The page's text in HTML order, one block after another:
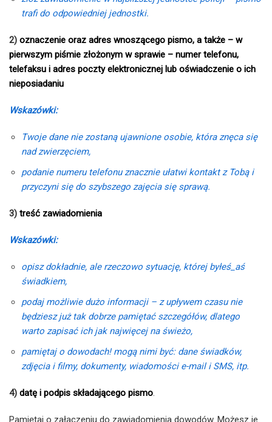
trafi do odpowiedniej jednostki.
2) oznaczenie oraz adres wnoszącego pismo, a także – w
pierwszym piśmie złożonym w sprawie – numer telefonu,
telefaksu i adres poczty elektronicznej lub oświadczenie o ich
nieposiadaniu
Wskazówki:
Twoje dane nie zostaną ujawnione osobie, która znęca się
nad zwierzęciem,
podanie numeru telefonu znacznie ułatwi kontakt z Tobą i
przyczyni się do szybszego zajęcia się sprawą.
3) treść zawiadomienia
Wskazówki:
opisz dokładnie, ale rzeczowo sytuację, której byłeś_aś
świadkiem,
podaj możliwie dużo informacji – z upływem czasu nie
będziesz już tak dobrze pamiętać szczegółów, dlatego
warto zapisać ich jak najwięcej na świeżo,
pamiętaj o dowodach! mogą nimi być: dane świadków,
zdjęcia i filmy, dokumenty, wiadomości e-mail i SMS, itp.
4) datę i podpis składającego pismo.
Pamiętaj o załączeniu do zawiadomienia dowodów. Możesz je